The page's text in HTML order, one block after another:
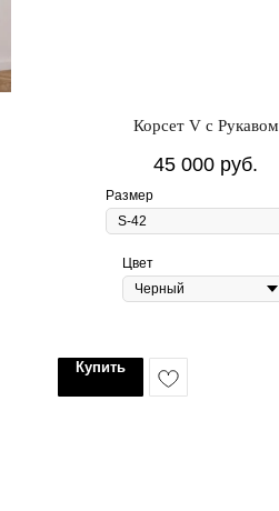
Корсет V с Рукавом
45 000 руб.
Размер
Цвет
Купить